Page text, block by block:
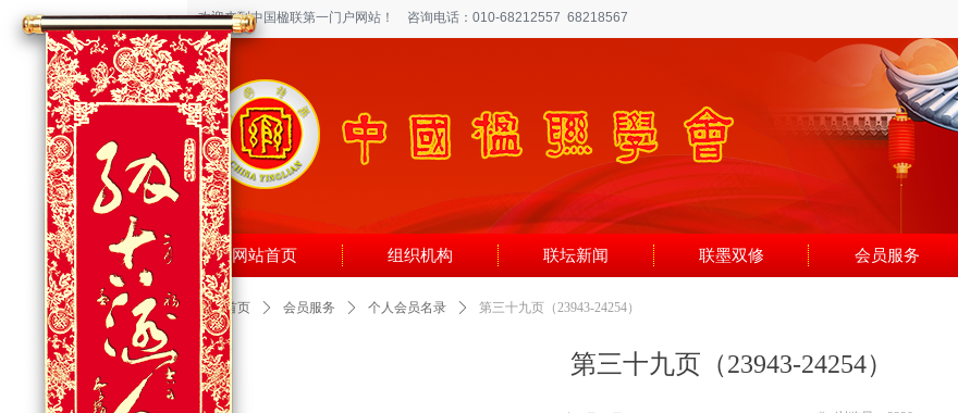
网站首页 组织机构 联坛新闻 联墨双修 会员服务
欢迎来到中国楹联第一门户网站！ 咨询电话：010-68212557 68218567
第三十九页（23943-24254）
网站首页 ꄲ 会员服务 ꄲ 个人会员名录 ꄲ 第三十九页（23943-24254）